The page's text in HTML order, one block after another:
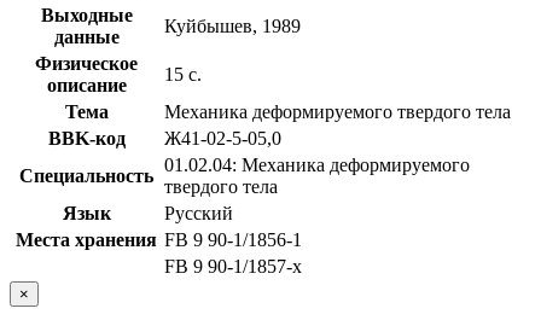
Выходные
данные
Куйбышев, 1989
Физическое
описание
15 с.
Тема
Механика деформируемого твердого тела
BBK-код
Ж41-02-5-05,0
Специальность
01.02.04: Механика деформируемого
твердого тела
Язык
Русский
Места хранения FB 9 90-1/1856-1
FB 9 90-1/1857-x
×